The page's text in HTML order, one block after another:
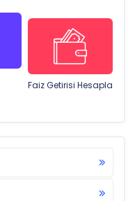
Faiz Getirisi Hesapla